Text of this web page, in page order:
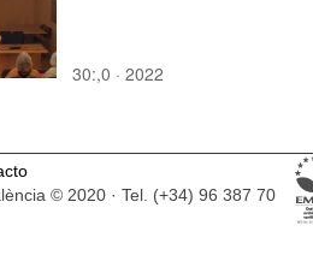
30:,0 · 2022
© 2020 · Tel. (+34) 96 387 70